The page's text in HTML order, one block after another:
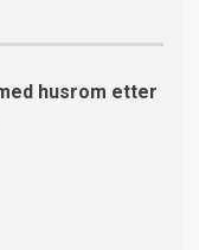
husrom etter